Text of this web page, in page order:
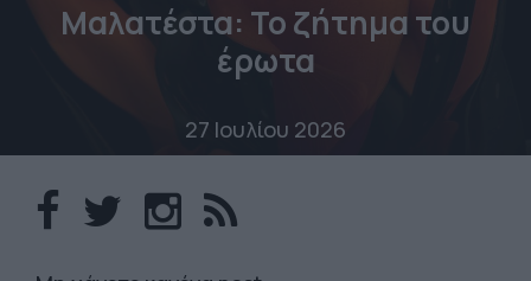
Μαλατέστα: Το ζήτημα του
έρωτα
27 Ιουλίου 2026